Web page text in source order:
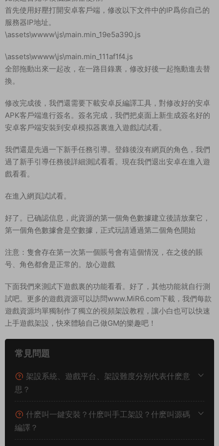
修改完成後，我們還需要下載安卓反編譯工具，對修改好的安卓
APK客戶端進行簽名。簽名完成，我們把桌面上新生成簽名好的
安卓客戶端安裝到安卓模拟器裏進入遊戲試試看。
我們還是先過一下新手任務引導。登錄後沒有網頁的角色，我們
過了新手引導任務後詳細測試看看。現在我們退出安卓在進入遊
戲看看。
在進入網頁試試看。
好了。已确認信息，此資源的第一個角色數據建立後請放棄它，
注意：隻會存在第一次第一個賬号會有這個情況，在之後的賬
号、角色都會是正常的。放心遊戲
下面我們來測試下遊戲裏的功能看看。好了，其他功能就自行測
遊戲資源均單獨制作了獨立的視頻架設教程，讓小白也可以快速
上手遊戲架設，快來體驗自己做GM的樂趣吧！
常見問題
架設系統、遊戲平台、架設難度分别代表什麽意
思？
什麽叫一鍵安裝？什麽叫手工架設？什麽叫源碼
我下載服務端後可以和朋友一起玩耍嗎？
部分服務端程序運行後報錯閃退或其他不正常的
解決方法？
我看到網站上的源碼軟件發布時間已經是很多年
前的了，還有效嗎？可以正常下載嗎？